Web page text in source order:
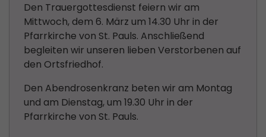
Den Trauergottesdienst feiern wir am
Mittwoch, dem 6. März um 14.30 Uhr in der
Pfarrkirche von St. Pauls. Anschließend
begleiten wir unseren lieben Verstorbenen auf
den Ortsfriedhof.
Den Abendrosenkranz beten wir am Montag
und am Dienstag, um 19.30 Uhr in der
Pfarrkirche von St. Pauls.